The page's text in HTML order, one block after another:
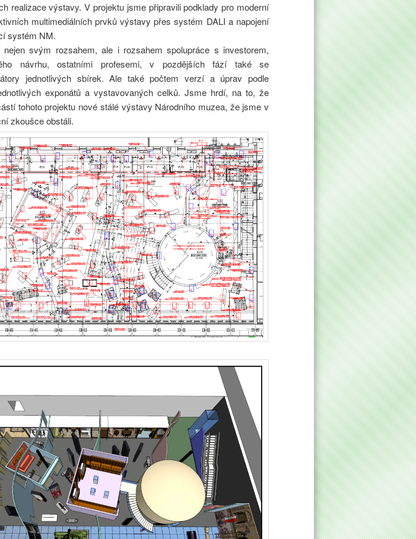
realizace výstavy. V projektu jsme připravili podklady pro moderní
multimediálních prvků výstavy přes systém DALI a napojení
systém NM.
nejen svým rozsahem, ale i rozsahem spolupráce s investorem,
návrhu, ostatními profesemi, v pozdějších fází také se
jednotlivých sbírek. Ale také počtem verzí a úprav podle
exponátů a vystavovaných celků. Jsme hrdí, na to, že
tohoto projektu nové stálé výstavy Národního muzea, že jsme v
zkoušce obstáli.